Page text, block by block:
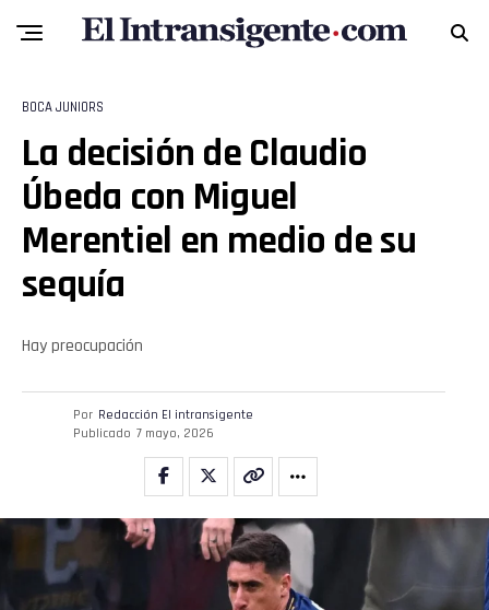
BOCA JUNIORS
La decisión de Claudio
Úbeda con Miguel
Merentiel en medio de su
sequía
Hay preocupación
Por Redacción El intransigente
Publicado 7 mayo, 2026
Flipboard
Reddit
Pinterest
Whatsapp